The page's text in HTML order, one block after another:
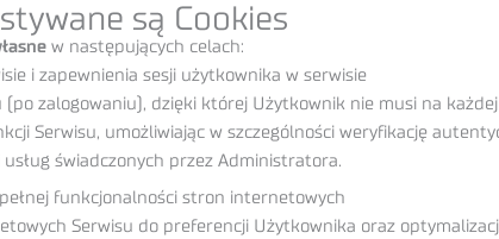
są Cookies
w następujących celach:
i zapewnienia sesji użytkownika w serwisie
zalogowaniu), dzięki której Użytkownik nie musi na
Serwisu, umożliwiając w szczególności weryfikację
świadczonych przez Administratora.
funkcjonalności stron internetowych
Serwisu do preferencji Użytkownika oraz